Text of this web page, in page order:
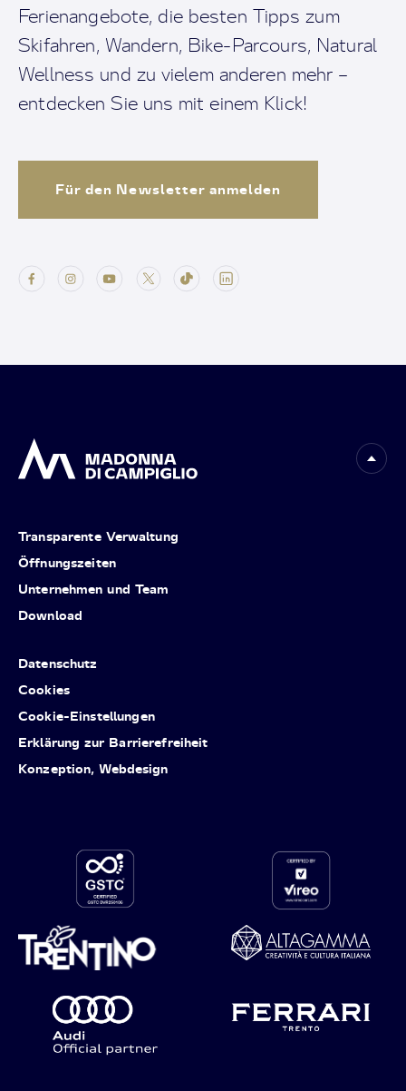
Ferienangebote, die besten Tipps zum
Skifahren, Wandern, Bike-Parcours, Natural
Wellness und zu vielem anderen mehr –
entdecken Sie uns mit einem Klick!
Für den Newsletter anmelden
Transparente Verwaltung
Öffnungszeiten
Unternehmen und Team
Download
Datenschutz
Cookies
Cookie-Einstellungen
Erklärung zur Barrierefreiheit
Konzeption, Webdesign